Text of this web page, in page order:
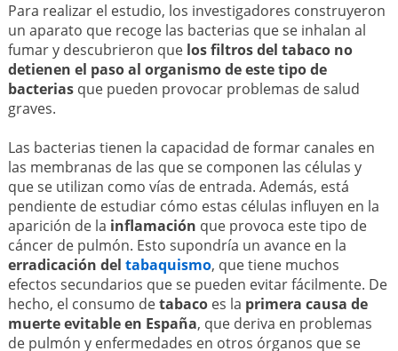
Para realizar el estudio, los investigadores construyeron
un aparato que recoge las bacterias que se inhalan al
fumar y descubrieron que los filtros del tabaco no
detienen el paso al organismo de este tipo de
bacteriasque pueden provocar problemas de salud
graves.
Las bacterias tienen la capacidad de formar canales en
las membranas de las que se componen las células y
que se utilizan como vías de entrada. Además, está
pendiente de estudiar cómo estas células influyen en la
aparición de la inflamación que provoca este tipo de
cáncer de pulmón. Esto supondría un avance en la
erradicación del tabaquismo, que tiene muchos
efectos secundarios que se pueden evitar fácilmente. De
hecho, el consumo detabacoes la primera causa de
muerte evitable en España, que deriva en problemas
de pulmón y enfermedades en otros órganos que se